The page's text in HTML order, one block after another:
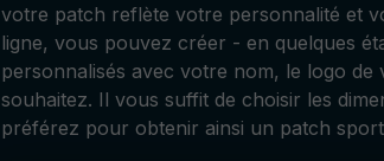
votre patch reflète votre personnalité et
ligne, vous pouvez créer - en quelques
personnalisés avec votre nom, le logo
souhaitez. Il vous suffit de choisir les
préférez pour obtenir ainsi un patch